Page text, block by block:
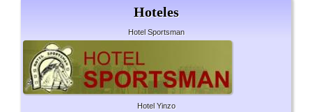
Hoteles
Hotel Sportsman
Hotel Yinzo